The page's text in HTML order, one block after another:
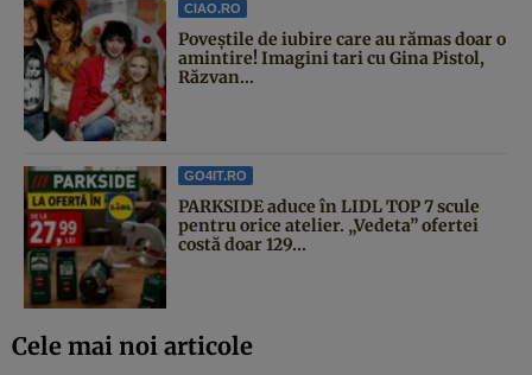
CIAO.RO
Poveştile de iubire care au rămas doar o
amintire! Imagini tari cu Gina Pistol,
Răzvan...
GO4IT.RO
PARKSIDE aduce în LIDL TOP 7 scule
pentru orice atelier. „Vedeta” ofertei
costă doar 129...
Cele mai noi articole